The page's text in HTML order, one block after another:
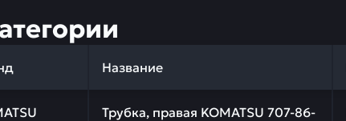
Название
Трубка, правая KOMATSU 707-86-
гарантию качества и профессиональный подбор.